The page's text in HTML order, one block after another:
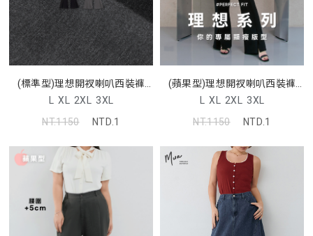
(標準型)理想開衩喇叭西裝褲
MISS
L XL 2XL 3XL
NT.1150
NTD.1
(蘋果型)理想開衩喇叭西裝褲
MISS
L XL 2XL 3XL
NT.1150
NTD.1